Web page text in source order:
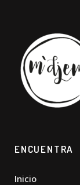
ENCUENTRA
Inicio